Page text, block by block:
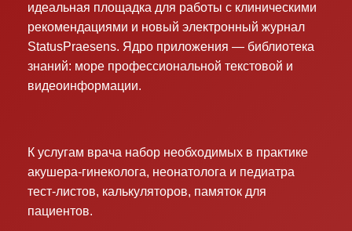
идеальная площадка для работы с клиническими
рекомендациями и новый электронный журнал
StatusPraesens. Ядро приложения — библиотека
знаний: море профессиональной текстовой и
видеоинформации.
К услугам врача набор необходимых в практике
акушера-гинеколога, неонатолога и педиатра
тест-листов, калькуляторов, памяток для
пациентов.